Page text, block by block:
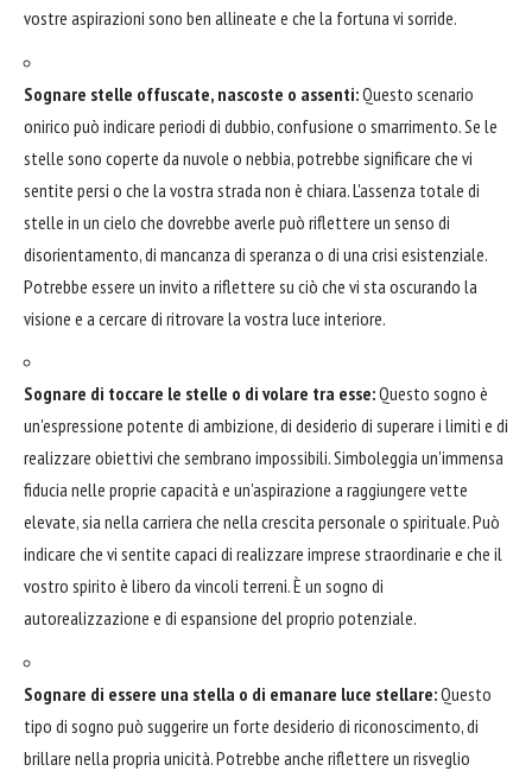
vostre aspirazioni sono ben allineate e che la fortuna vi sorride.
Sognare stelle offuscate, nascoste o assenti:Questo scenario
onirico può indicare periodi di dubbio, confusione o smarrimento. Se le
stelle sono coperte da nuvole o nebbia, potrebbe significare che vi
sentite persi o che la vostra strada non è chiara. L'assenza totale di
stelle in un cielo che dovrebbe averle può riflettere un senso di
disorientamento, di mancanza di speranza o di una crisi esistenziale.
Potrebbe essere un invito a riflettere su ciò che vi sta oscurando la
visione e a cercare di ritrovare la vostra luce interiore.
Sognare di toccare le stelle o di volare tra esse:Questo sogno è
un'espressione potente di ambizione, di desiderio di superare i limiti e di
realizzare obiettivi che sembrano impossibili. Simboleggia un'immensa
fiducia nelle proprie capacità e un'aspirazione a raggiungere vette
elevate, sia nella carriera che nella crescita personale o spirituale. Può
indicare che vi sentite capaci di realizzare imprese straordinarie e che il
vostro spirito è libero da vincoli terreni. È un sogno di
autorealizzazione e di espansione del proprio potenziale.
Sognare di essere una stella o di emanare luce stellare:Questo
tipo di sogno può suggerire un forte desiderio di riconoscimento, di
brillare nella propria unicità. Potrebbe anche riflettere un risveglio